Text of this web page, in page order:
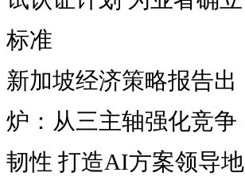
标准
新加坡经济策略报告出
炉：从三主轴强化竞争
韧性 打造AI方案领导地